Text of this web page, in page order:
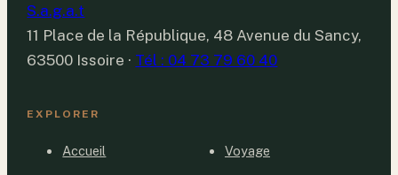
S.a.g.a.t
11 Place de la République, 48 Avenue du Sancy,
63500 Issoire · Tél : 04 73 79 60 40
EXPLORER
Accueil Voyage